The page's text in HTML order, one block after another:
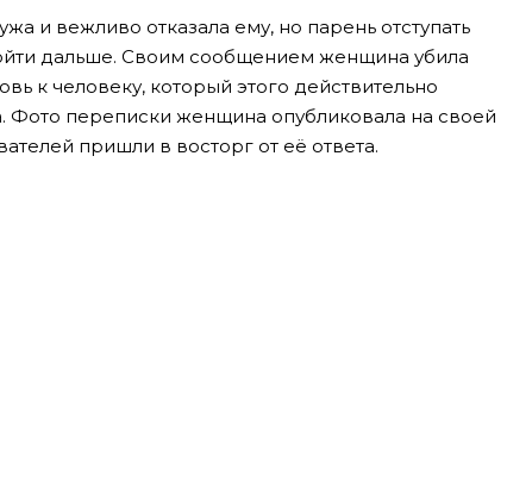
и вежливо отказала ему, но парень отступать
дальше. Своим сообщением женщина убила
к человеку, который этого действительно
Фото переписки женщина опубликовала на своей
пришли в восторг от её ответа.